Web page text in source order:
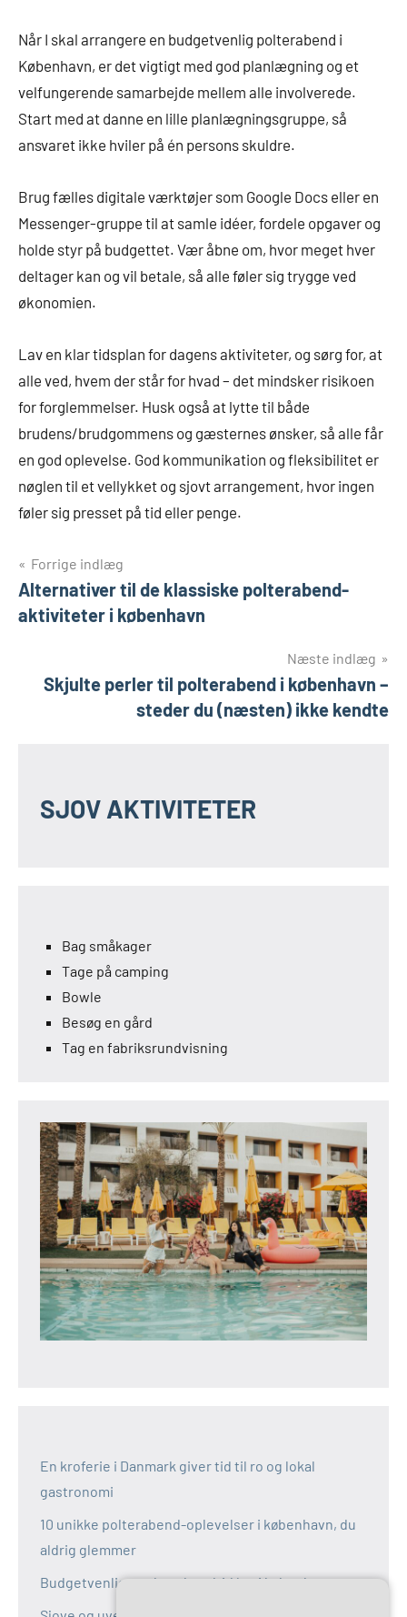
Når I skal arrangere en budgetvenlig polterabend i
København, er det vigtigt med god planlægning og et
velfungerende samarbejde mellem alle involverede.
Start med at danne en lille planlægningsgruppe, så
ansvaret ikke hviler på én persons skuldre.
Brug fælles digitale værktøjer som Google Docs eller en
Messenger-gruppe til at samle idéer, fordele opgaver og
holde styr på budgettet. Vær åbne om, hvor meget hver
deltager kan og vil betale, så alle føler sig trygge ved
økonomien.
Lav en klar tidsplan for dagens aktiviteter, og sørg for, at
alle ved, hvem der står for hvad – det mindsker risikoen
for forglemmelser. Husk også at lytte til både
brudens/brudgommens og gæsternes ønsker, så alle får
en god oplevelse. God kommunikation og fleksibilitet er
nøglen til et vellykket og sjovt arrangement, hvor ingen
føler sig presset på tid eller penge.
Indlægsnavigation
Forrige indlæg
Alternativer til de klassiske polterabend-
aktiviteter i københavn
Næste indlæg
Skjulte perler til polterabend i københavn –
steder du (næsten) ikke kendte
SJOV AKTIVITETER
Bag småkager
Tage på camping
Bowle
Besøg en gård
Tag en fabriksrundvisning
En kroferie i Danmark giver tid til ro og lokal
gastronomi
10 unikke polterabend-oplevelser i københavn, du
aldrig glemmer
Budgetvenlige polterabend-idéer i københavn